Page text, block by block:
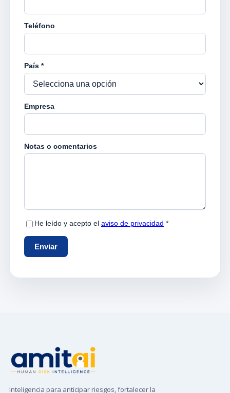
Inteligencia para anticipar riesgos, fortalecer la